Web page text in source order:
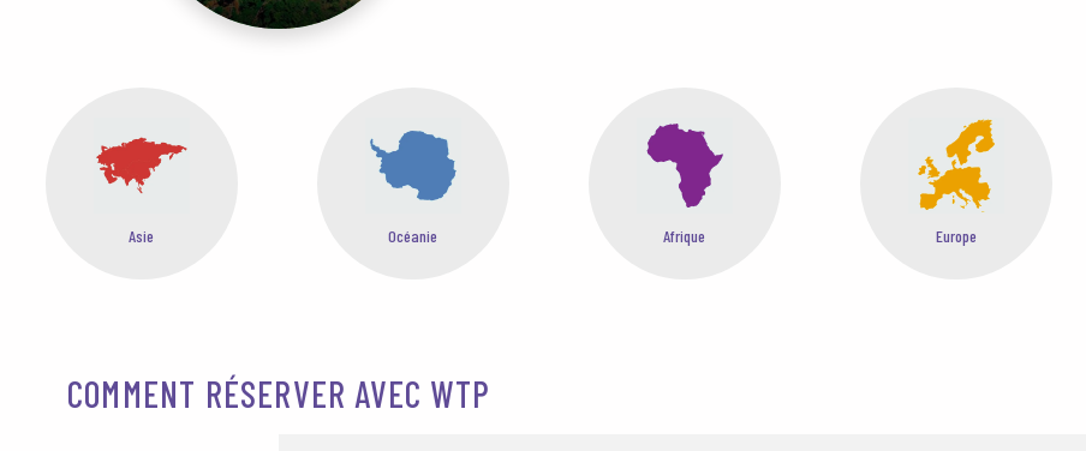
Océanie Afrique Europe Moyen-Orient
COMMENT RÉSERVER AVEC WTP